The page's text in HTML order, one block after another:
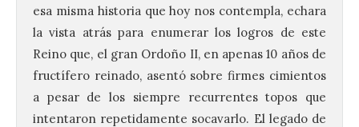
esa misma historia que hoy nos contempla, echara
la vista atrás para enumerar los logros de este
Reino que, el gran Ordoño II, en apenas 10 años de
fructífero reinado, asentó sobre firmes cimientos
a pesar de los siempre recurrentes topos que
intentaron repetidamente socavarlo. El legado de